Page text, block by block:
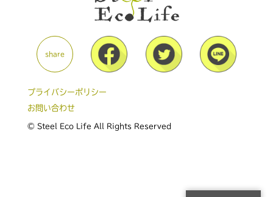
share
プライバシーポリシー
お問い合わせ
© Steel Eco Life All Rights Reserved